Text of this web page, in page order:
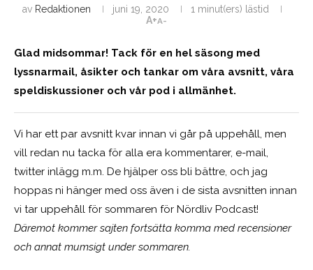
av Redaktionen juni 19, 2020
1 minut(ers) lästid
A+A-
Glad midsommar! Tack för en hel säsong med
lyssnarmail, åsikter och tankar om våra avsnitt, våra
speldiskussioner och vår pod i allmänhet.
Vi har ett par avsnitt kvar innan vi går på uppehåll, men
vill redan nu tacka för alla era kommentarer, e-mail,
twitter inlägg m.m. De hjälper oss bli bättre, och jag
hoppas ni hänger med oss även i de sista avsnitten innan
vi tar uppehåll för sommaren för Nördliv Podcast!
Däremot kommer sajten fortsätta komma med recensioner
och annat mumsigt under sommaren.